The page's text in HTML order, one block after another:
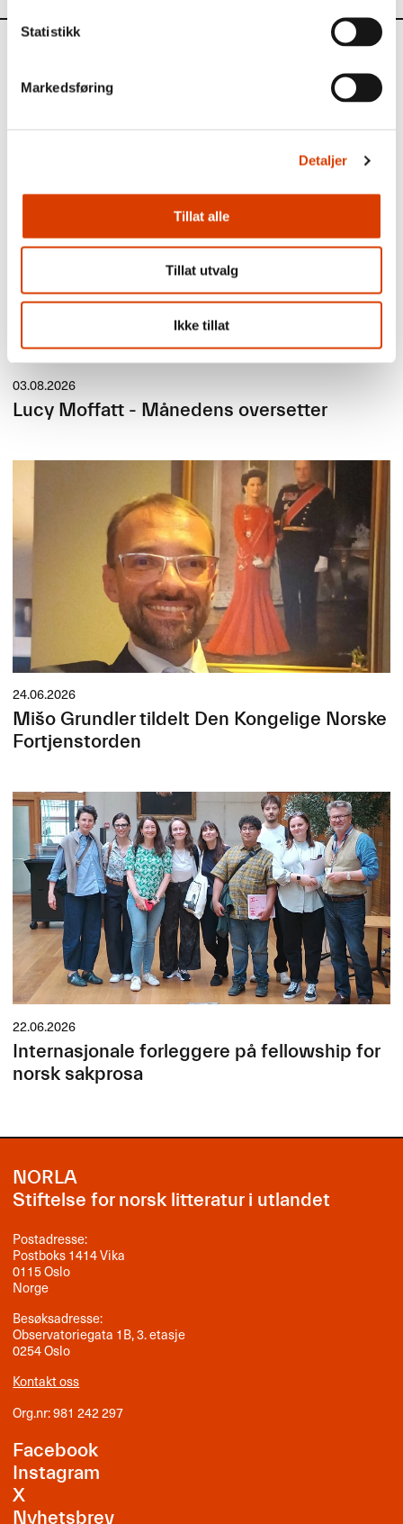
Statistikk
Markedsføring
Detaljer
Tillat alle
Tillat utvalg
Ikke tillat
03.08.2026
Lucy Moffatt - Månedens oversetter
24.06.2026
Mišo Grundler tildelt Den Kongelige Norske
Fortjenstorden
22.06.2026
Internasjonale forleggere på fellowship for
norsk sakprosa
NORLA
Stiftelse for norsk litteratur i utlandet
Postadresse:
Postboks 1414 Vika
0115 Oslo
Norge
Besøksadresse:
Observatoriegata 1B, 3. etasje
0254 Oslo
Kontakt oss
Org.nr: 981 242 297
Facebook
Instagram
X
Nyhetsbrev